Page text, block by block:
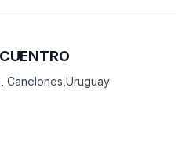
Canelones,Uruguay